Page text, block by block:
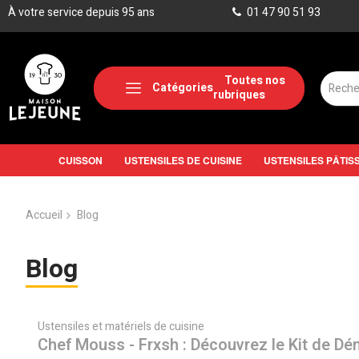
À votre service depuis 95 ans 01 47 90 51 93
Catégories
CUISSON USTENSILES DE CUISINE USTENSILES
Accueil Blog
Blog
Ustensiles et matériels de cuisine
Chef Mouss - Frxsh : Découvrez le Kit de